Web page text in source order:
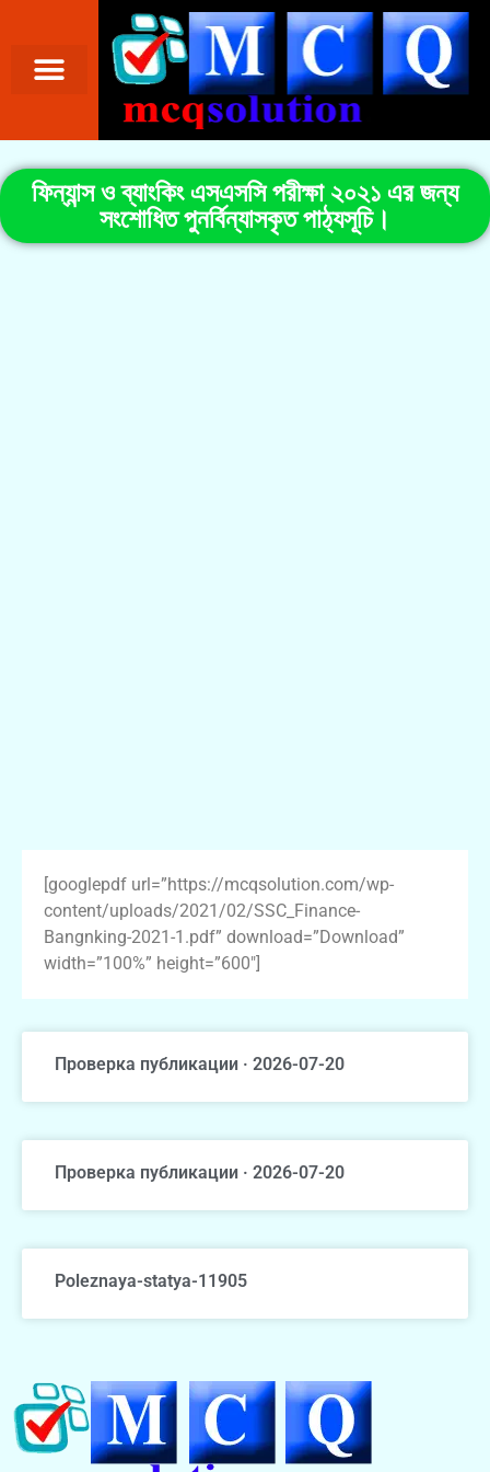
ফিন্যান্স ও ব্যাংকিং এসএসসি পরীক্ষা ২০২১ এর জন্য
সংশোধিত পুনর্বিন্যাসকৃত পাঠ্যসূচি।
[googlepdf url=”https://mcqsolution.com/wp-
content/uploads/2021/02/SSC_Finance-
Bangnking-2021-1.pdf” download=”Download”
width=”100%” height=”600″]
Проверка публикации · 2026-07-20
Проверка публикации · 2026-07-20
Poleznaya-statya-11905